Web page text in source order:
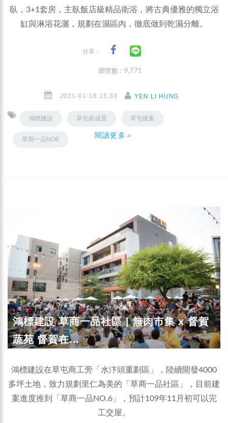
臥，3+1套房，主臥飯店級精品衛浴，將古典優雅的獨立浴
缸與淋浴花灑，規劃在濕區內，徹底做到乾濕分離。
分享：
瀏覽數 : 9,771
2021-01-18 15:33 YEN LI HUNG
鴻標建設 草屯新成屋 草屯建案
草商一品NO6 閱讀更多＞
鴻標建設 草商一品社區 | 無肉市集 x 督賀
蔬苑 督賀在...
鴻標建設在草屯商工旁「水汴頭重劃區」，陸續開發4000
多坪土地，致力規劃里仁為美的「草商一品社區」，目前建
案進度推到「草商一品NO.6」，預計109年11月初可以完
工交屋。